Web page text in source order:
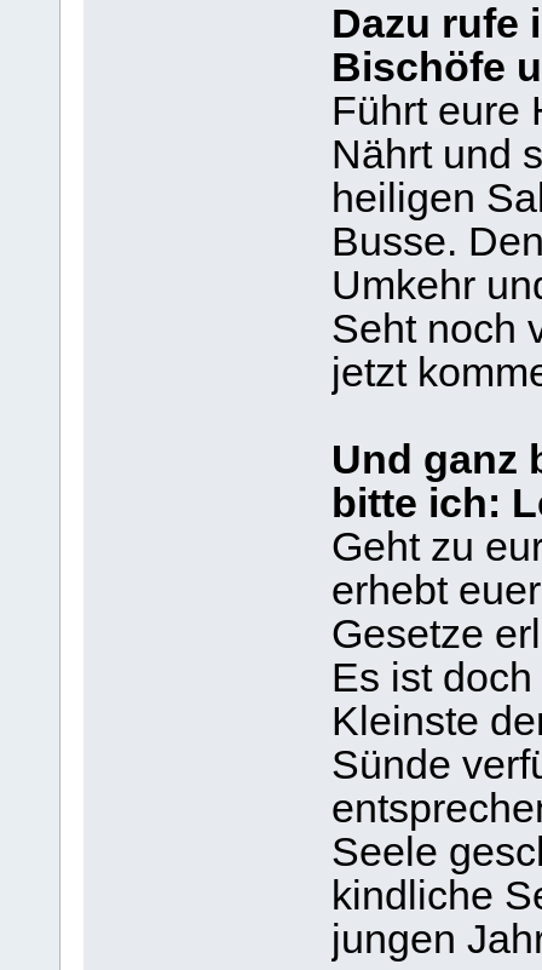
Dazu rufe
Bischöfe
Führt eure
Nährt und
heiligen
Busse.
Umkehr
Seht noch
jetzt
Und ganz
bitte ich:
Geht zu
erhebt
Gesetze
Es ist
Kleinste
Sünde
Seele
kindliche
jungen